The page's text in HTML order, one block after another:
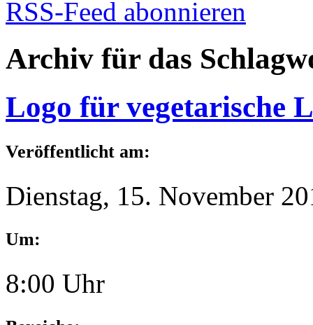
RSS-Feed abonnieren
Archiv für das
Logo für vegetarische
Veröffentlicht am:
Dienstag, 15. November
Um:
8:00 Uhr